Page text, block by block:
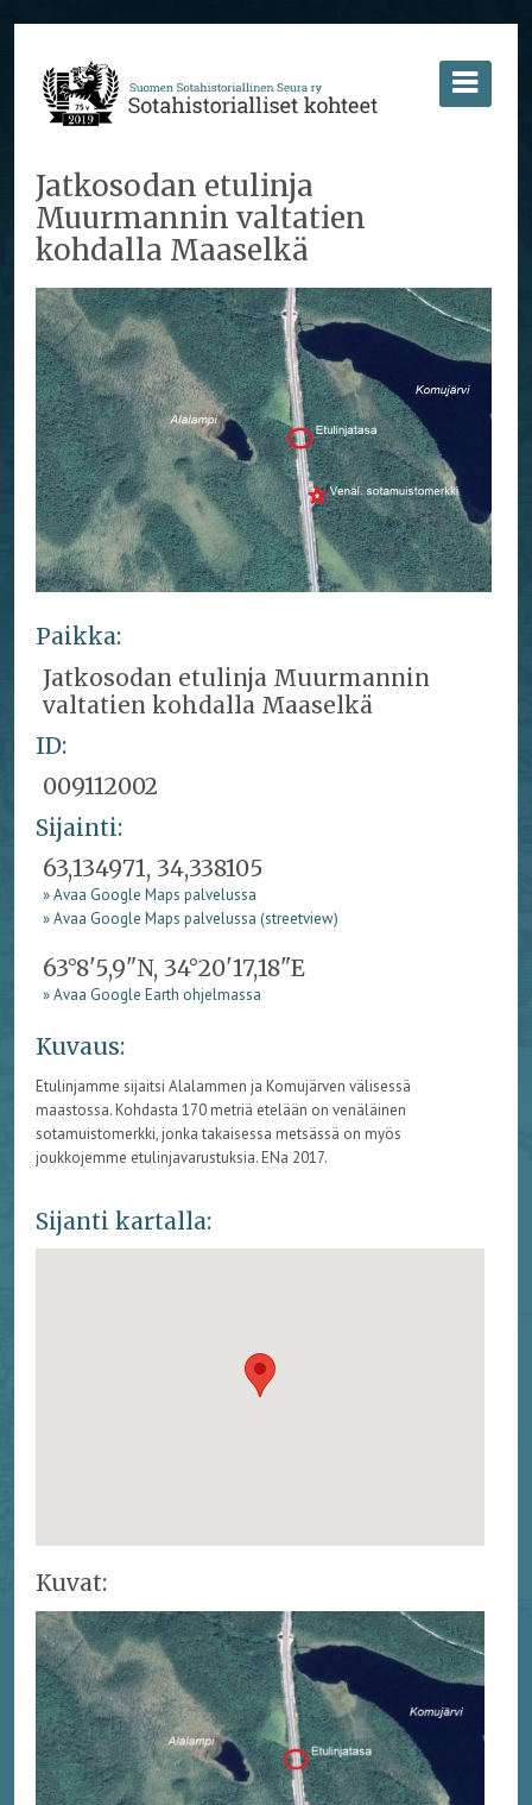
Jatkosodan etulinja
Muurmannin valtatien
kohdalla Maaselkä
Paikka:
Jatkosodan etulinja Muurmannin
valtatien kohdalla Maaselkä
ID:
009112002
Sijainti:
63,134971, 34,338105
» Avaa Google Maps palvelussa
» Avaa Google Maps palvelussa (streetview)
63°8'5,9"N, 34°20'17,18"E
» Avaa Google Earth ohjelmassa
Kuvaus:
Etulinjamme sijaitsi Alalammen ja Komujärven välisessä
maastossa. Kohdasta 170 metriä etelään on venäläinen
sotamuistomerkki, jonka takaisessa metsässä on myös
joukkojemme etulinjavarustuksia. ENa 2017.
Sijanti kartalla:
Kuvat: